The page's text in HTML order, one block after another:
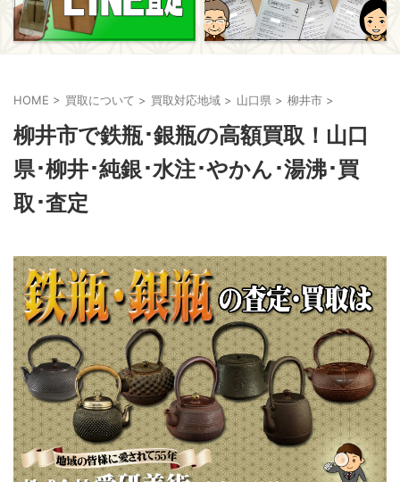
HOME > 買取について > 買取対応地域 > 山口県 > 柳井市 >
柳井市で鉄瓶･銀瓶の高額買取！山口
県･柳井･純銀･水注･やかん･湯沸･買
取･査定